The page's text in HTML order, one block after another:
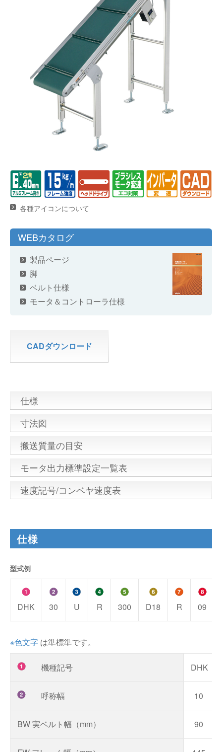
バーチカル装置（垂直搬送機）
各種アイコンについて
WEBカタログ
製品ページ
脚
ベルト仕様
モータ＆コントローラ仕様
CADダウンロード
仕様
寸法図
搬送質量の目安
モータ出力標準設定一覧表
速度記号/コンベヤ速度表
仕様
型式例
DHK 30 U R 300 D18 R 09
※色文字 は準標準です。
機種記号 DHK（
呼称幅 10
BW 実ベルト幅（mm） 90